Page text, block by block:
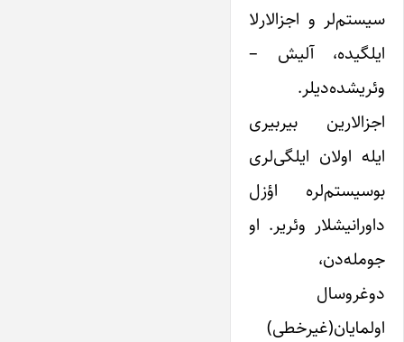
‌سیستم‌لر و اجزالارلا
ایلگیده، آلیش –
وئریشده‌دیلر.
اجزالارین بیربیری
ایله اولان ایلگی‌لری
بو‌سیستم‌لره اؤزل
داورانیشلار وئریر. او
جومله‌دن،
دوغروسال
اولمایان(غیرخطی)